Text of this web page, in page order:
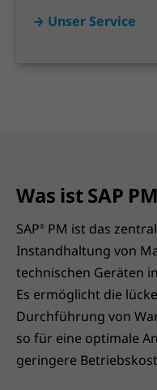
→ Unser Service
Was ist SAP
SAP® PM ist das
Instandhaltung von
technischen Geräten in
Es ermöglicht die
Durchführung von
so für eine optimale
geringere